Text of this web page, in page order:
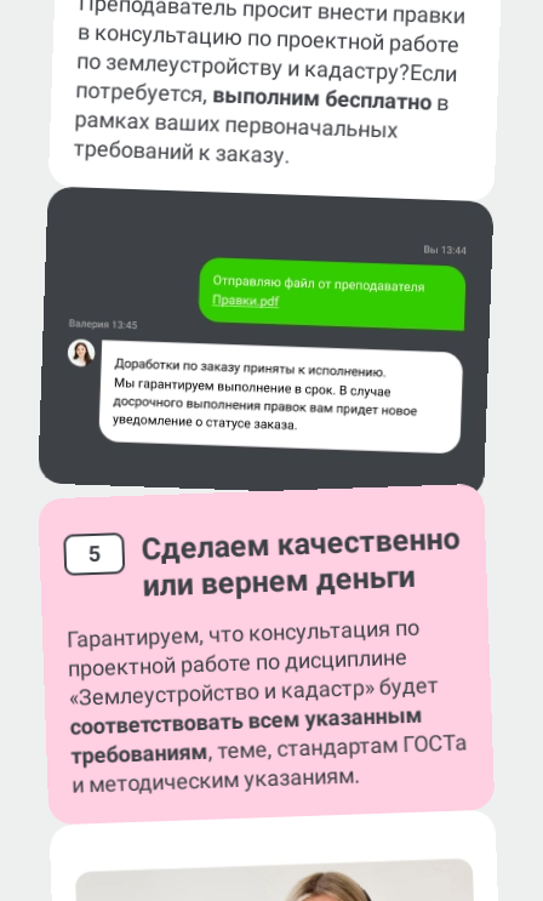
Преподаватель просит внести правки
в консультацию по проектной работе
по землеустройству и кадастру?Если
потребуется, выполним бесплатнов
рамках ваших первоначальных
требований к заказу.
5 Сделаем качественно
или вернем деньги
Гарантируем, что консультация по
проектной работе по дисциплине
«Землеустройство и кадастр» будет
соответствовать всем указанным
требованиям, теме, стандартам ГОСТа
и методическим указаниям.